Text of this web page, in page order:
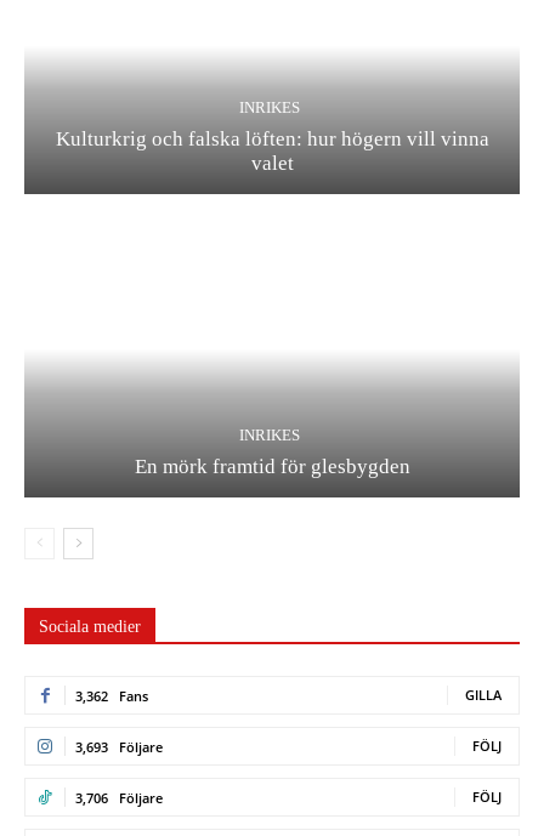
INRIKES
Kulturkrig och falska löften: hur högern vill vinna
valet
INRIKES
En mörk framtid för glesbygden
Sociala medier
3,362 Fans GILLA
3,693 Följare FÖLJ
3,706 Följare FÖLJ